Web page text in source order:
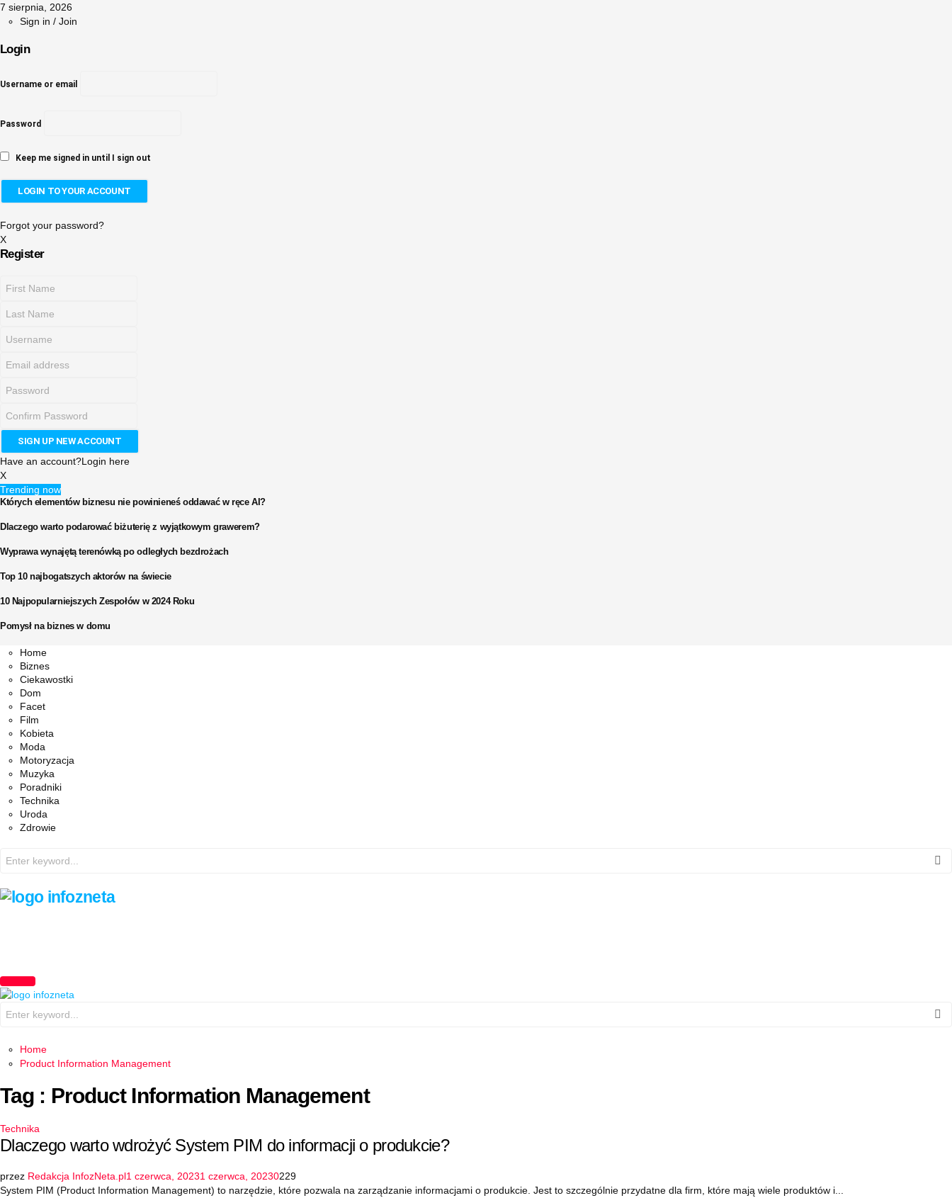
7 sierpnia, 2026
Sign in / Join
Login
Username or email
Password
Keep me signed in until I sign out
Forgot your password?
X
Register
Have an account?Login here
X
Trending now
Których elementów biznesu nie powinieneś oddawać w ręce AI?
Dlaczego warto podarować biżuterię z wyjątkowym grawerem?
Wyprawa wynajętą terenówką po odległych bezdrożach
Top 10 najbogatszych aktorów na świecie
10 Najpopularniejszych Zespołów w 2024 Roku
Pomysł na biznes w domu
Facebook
Twitter
Instagram
Pinterest
Youtube
Snapchat
Home
Biznes
Ciekawostki
Dom
Facet
Film
Kobieta
Moda
Motoryzacja
Muzyka
Poradniki
Technika
Uroda
Zdrowie
for:
PRIMARY
MENU
for:
Home
Product Information Management
Tag : Product Information Management
Technika
Dlaczego warto wdrożyć System PIM do informacji o produkcie?
przez Redakcja InfozNeta.pl1 czerwca, 20231 czerwca, 20230229
System PIM (Product Information Management) to narzędzie, które pozwala na zarządzanie informacjami o produkcie. Jest to szczególnie przydatne dla firm, które mają wiele produktów i...